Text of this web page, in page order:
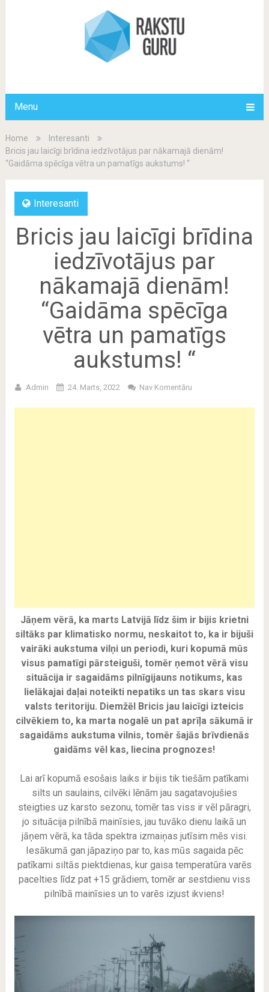
Menu
Home
Interesanti
Bricis jau laicīgi brīdina iedzīvotājus par nākamajā dienām!
“Gaidāma spēcīga vētra un pamatīgs aukstums! “
Interesanti
Bricis jau laicīgi brīdina
iedzīvotājus par
nākamajā dienām!
“Gaidāma spēcīga
vētra un pamatīgs
aukstums! “
Admin 24. Marts, 2022 Nav Komentāru
Jāņem vērā, ka marts Latvijā līdz šim ir bijis krietni
siltāks par klimatisko normu, neskaitot to, ka ir bijuši
vairāki aukstuma vilņi un periodi, kuri kopumā mūs
visus pamatīgi pārsteiguši, tomēr ņemot vērā visu
situācija ir sagaidāms pilnīgijauns notikums, kas
lielākajai daļai noteikti nepatiks un tas skars visu
valsts teritoriju. Diemžēl Bricis jau laicīgi izteicis
cilvēkiem to, ka marta nogalē un pat aprīļa sākumā ir
sagaidāms aukstuma vilnis, tomēr šajās brīvdienās
gaidāms vēl kas, liecina prognozes!
Lai arī kopumā esošais laiks ir bijis tik tiešām patīkami
silts un saulains, cilvēki lēnām jau sagatavojušies
steigties uz karsto sezonu, tomēr tas viss ir vēl pāragri,
jo situācija pilnībā mainīsies, jau tuvāko dienu laikā un
jāņem vērā, ka tāda spektra izmaiņas jutīsim mēs visi.
Iesākumā gan jāpaziņo par to, kas mūs sagaida pēc
patīkami siltās piektdienas, kur gaisa temperatūra varēs
pacelties līdz pat +15 grādiem, tomēr ar sestdienu viss
pilnībā mainīsies un to varēs izjust ikviens!